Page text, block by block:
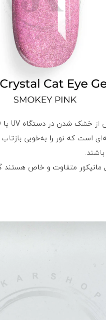
است که نور را به‌خوبی
مانیکور متفاوت و خاص هستند